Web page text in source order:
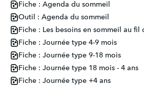
Fiche : Agenda du sommeil
Outil : Agenda du sommeil
Fiche : Les besoins en sommeil au fil
Fiche : Journée type 4-9 mois
Fiche : Journée type 9-18 mois
Fiche : Journée type 18 mois - 4 ans
Fiche : Journée type +4 ans